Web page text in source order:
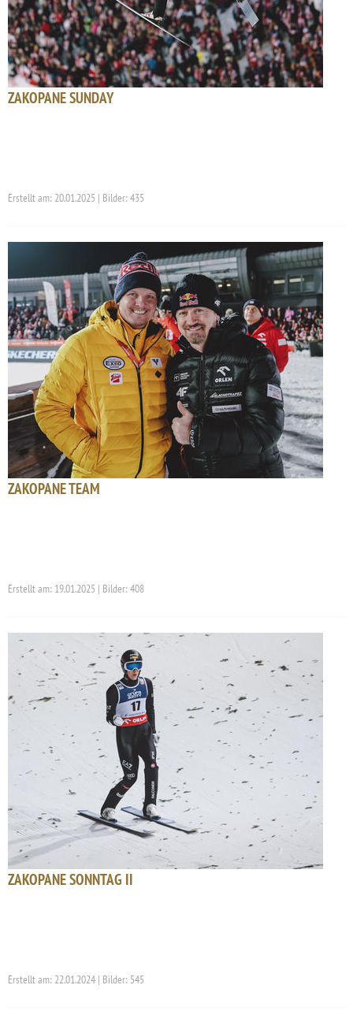
ZAKOPANE SUNDAY
Erstellt am: 20.01.2025 | Bilder: 435
ZAKOPANE TEAM
Erstellt am: 19.01.2025 | Bilder: 408
ZAKOPANE SONNTAG II
Erstellt am: 22.01.2024 | Bilder: 545